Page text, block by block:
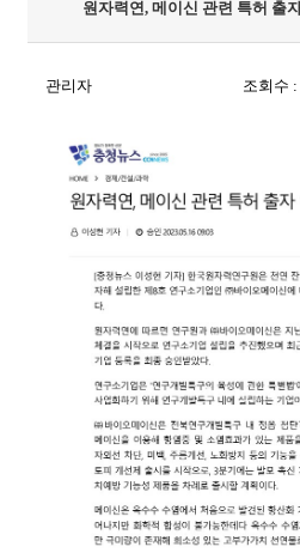
원자력연, 메이신 관련 특허 출
관리자 조회수 :